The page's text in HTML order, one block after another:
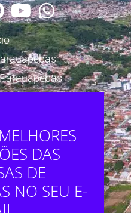
DAS
DE
NO SEU E-